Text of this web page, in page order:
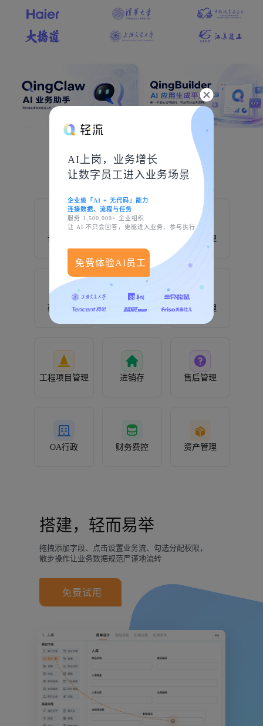
AI上岗，业务增长
让数字员工进入业务场景
企业级「AI + 无代码」能力
连接数据、流程与任务
服务 1,500,000+ 企业组织
让 AI 不只会回答，更能进入业务、参与执行
免费体验AI员工
创造于轻流
设备巡检 生产管理
研发管理 人事管理 客户管理
工程项目管理 进销存 售后管理
OA行政 财务费控 资产管理
搭建，轻而易举
拖拽添加字段、点击设置业务流、勾选分配权限，
散步操作让业务数据规范严谨地流转
免费试用